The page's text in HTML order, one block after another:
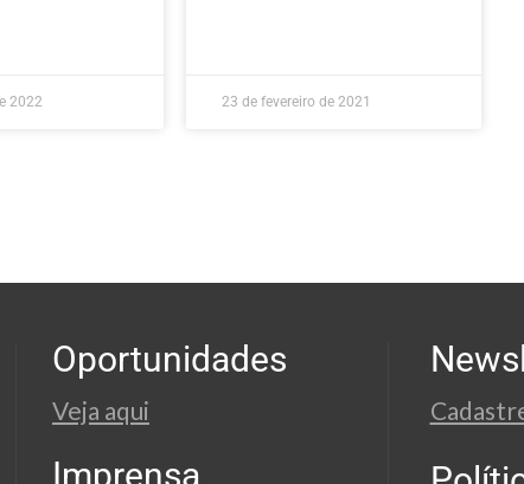
2022 23 de fevereiro de 2021
Oportunidades
Veja aqui
Imprensa